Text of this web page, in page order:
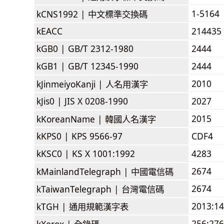
kCNS1992 | 中文標準交換碼
1-5164
kEACC
214435
kGB0 | GB/T 2312-1980
2444
kGB1 | GB/T 12345-1990
2444
kJinmeiyoKanji | 人名用漢字
2010
kJis0 | JIS X 0208-1990
2027
kKoreanName | 韓國人名漢字
2015
kKPS0 | KPS 9566-97
CDF4
kKSC0 | KS X 1001:1992
4283
kMainlandTelegraph | 中國電信碼
2674
kTaiwanTelegraph | 台灣電信碼
2674
kTGH | 通用規範漢字表